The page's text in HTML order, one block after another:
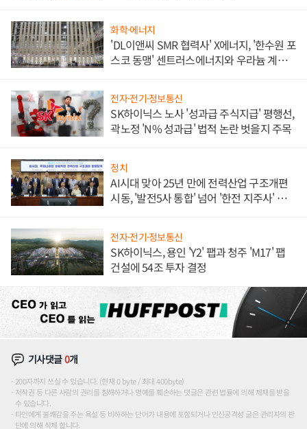
화학·에너지
'DL이앤씨 SMR 협력사' X에너지, '한수원 포
스코 동맹' 센트러스에너지와 우라늄 계약
전자·전기·정보통신
SK하이닉스 노사 '성과급 주식지급' 평행선,
곽노정 'N% 성과급' 법적 논란 벗을지 주목
정치
AI시대 맞아 25년 만에 전력산업 구조개편
시동, '발전5사 통합' 넘어 '한전 지주사' 재편
전자·전기·정보통신
SK하이닉스, 용인 'Y2' 팹과 청주 'M17' 팹
건설에 54조 투자 결정
기사댓글0개
200자까지 쓰실 수 있습니다. (현재 0 byte / 최대 400byte)
저작권 등 다른 사람의 권리를 침해하거나 명예를 훼손하는 댓글은 관련 법률에 의해 제재를 받을
수 있습니다.
타인에게 불쾌감을 주는 욕설 등 비하하는 단어가 내용에 포함되거나 인신공격성 글은 관리자의 판
단에 의해 삭제 합니다.